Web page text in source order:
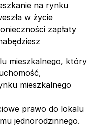
na rynku
w życie
zapłaty
mieszkalnego, który
mieszkalnego
prawo do lokalu
jednorodzinnego.